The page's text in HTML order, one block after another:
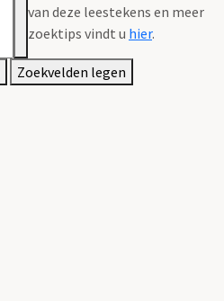
van deze leestekens en meer
zoektips vindt u hier.
Zoekvelden legen